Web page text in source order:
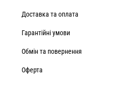
Доставка та оплата
Гарантійні умови
Обмін та повернення
Оферта